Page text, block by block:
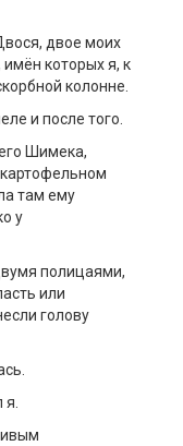
двое моих
которых я, к
колонне.
и после того.
Шимека,
там ему
у
полицаями,
или
голову